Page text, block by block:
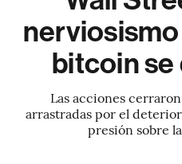
nerviosismo
bitcoin se
Las acciones
arrastradas por el
presión sobre